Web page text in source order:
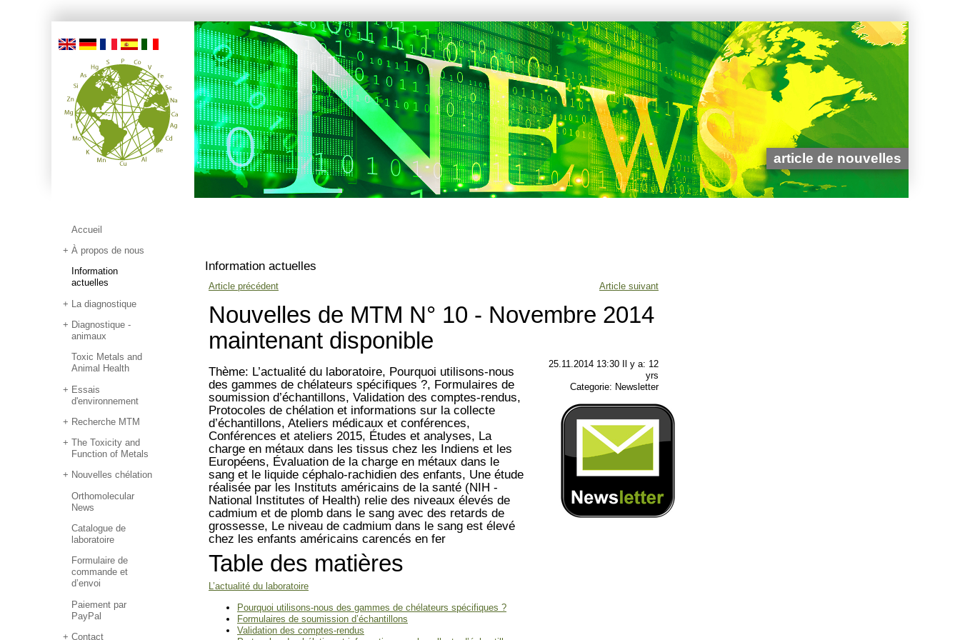
article de nouvelles
Accueil
À propos de nous
Information
actuelles
La diagnostique
Diagnostique -
animaux
Toxic Metals and
Animal Health
Essais
d'environnement
Recherche MTM
The Toxicity and
Function of Metals
Nouvelles chélation
Orthomolecular
News
Catalogue de
laboratoire
Formulaire de
commande et
d’envoi
Paiement par
PayPal
Contact
Information actuelles
Article précédent Article suivant
Nouvelles de MTM N° 10 - Novembre 2014
maintenant disponible
Thème: L’actualité du laboratoire, Pourquoi utilisons-nous
des gammes de chélateurs spécifiques ?, Formulaires de
soumission d’échantillons, Validation des comptes-rendus,
Protocoles de chélation et informations sur la collecte
d’échantillons, Ateliers médicaux et conférences,
Conférences et ateliers 2015, Études et analyses, La
charge en métaux dans les tissus chez les Indiens et les
Européens, Évaluation de la charge en métaux dans le
sang et le liquide céphalo-rachidien des enfants, Une étude
réalisée par les Instituts américains de la santé (NIH -
National Institutes of Health) relie des niveaux élevés de
cadmium et de plomb dans le sang avec des retards de
grossesse, Le niveau de cadmium dans le sang est élevé
chez les enfants américains carencés en fer
Table des matières
L’actualité du laboratoire
Pourquoi utilisons-nous des gammes de chélateurs spécifiques ?
Formulaires de soumission d’échantillons
Validation des comptes-rendus
25.11.2014 13:30 Il y a: 12
yrs
Categorie: Newsletter